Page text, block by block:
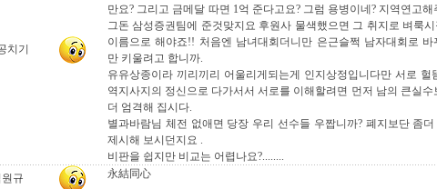
치기
만요? 그리고 금메달 따면 1억 준다고요? 그럼 용병이네? 지역연고
그돈 삼성증권팀에 준것맞지요 후원사 물색했으면 그 취지로 벼룩
이름으로 해야죠!! 처음엔 남녀대회더니만 은근슬쩍 남자대회로
만 키울려고 합니까.
유유상종이라 끼리끼리 어울리게되는게 인지상정입니다만 서로 헐
역지사지의 정신으로 다가서서 서로를 이해할려면 먼저 남의 큰실수
더 엄격해 집시다.
별과바람님 체전 없애면 당장 우리 선수들 우짭니까? 폐지보단 좀
제시해 보시던지요 .
비판을 쉽지만 비교는 어렵나요?........
규 永結同心